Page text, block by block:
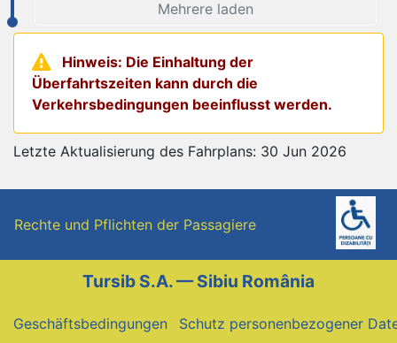
Mehrere laden
Hinweis: Die Einhaltung der
Überfahrtszeiten kann durch die
Verkehrsbedingungen beeinflusst werden.
Letzte Aktualisierung des Fahrplans: 30 Jun 2026
Rechte und Pflichten der Passagiere
Tursib S.A. — Sibiu România
Geschäftsbedingungen Schutz personenbezogener